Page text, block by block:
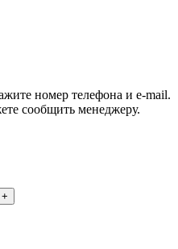
номер телефона и e-mail.
сообщить менеджеру.
+